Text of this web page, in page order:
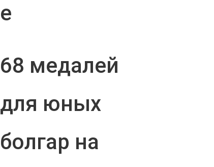
е
68 медалей
для юных
болгар на